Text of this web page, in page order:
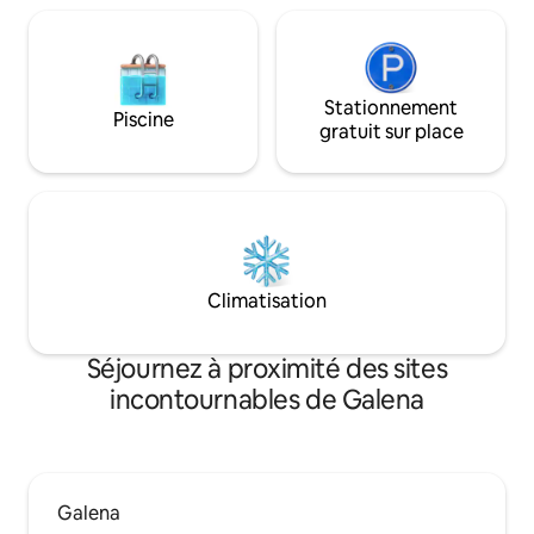
Piscine
Stationnement
gratuit sur place
Climatisation
Séjournez à proximité des sites
incontournables de Galena
Galena